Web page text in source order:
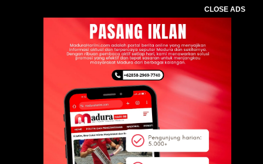
CLOSE ADS